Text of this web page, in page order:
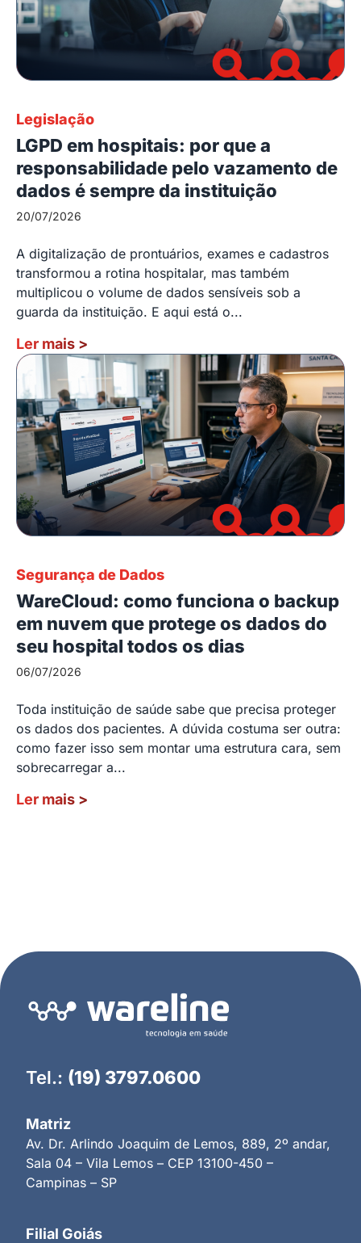
Legislação
LGPD em hospitais: por que a
responsabilidade pelo vazamento de
dados é sempre da instituição
20/07/2026
A digitalização de prontuários, exames e cadastros
transformou a rotina hospitalar, mas também
multiplicou o volume de dados sensíveis sob a
guarda da instituição. E aqui está o...
Ler mais >
Segurança de Dados
WareCloud: como funciona o backup
em nuvem que protege os dados do
seu hospital todos os dias
06/07/2026
Toda instituição de saúde sabe que precisa proteger
os dados dos pacientes. A dúvida costuma ser outra:
como fazer isso sem montar uma estrutura cara, sem
sobrecarregar a...
Ler mais >
Tel.: (19) 3797.0600
Matriz
Av. Dr. Arlindo Joaquim de Lemos, 889, 2º andar,
Sala 04 – Vila Lemos – CEP 13100-450 –
Campinas – SP
Filial Goiás